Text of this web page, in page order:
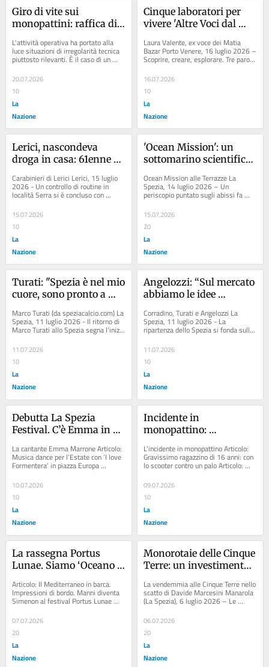
Giro di vite sui
monopattini: raffica di
assicurazione e targa
mancanti
L'attività operativa ha portato alla
luce situazioni di irregolarità tecnica
piuttosto rilevanti. È il caso di un
monopattino che, oltre a non...
20.07.2026
10
La
Nazione
Cinque laboratori per
vivere 'Altre Voci dal
Laura Valente, ex voce dei Matia
Bazar Porto Venere, 16 luglio 2026 –
Scoprire, creare, esplorare. Tre parole
chiave per i laboratori esperienziali...
16.07.2026
10
La
Nazione
Lerici, nascondeva
droga in casa: 61enne
Carabinieri di Lerici Lerici, 15 luglio
2026 - Un controllo di routine in
località Serra si è concluso con
15.07.2026
10
La
Nazione
'Ocean Mission': un
sottomarino scientifico
Ocean Mission alle Terrazze La
Spezia, 14 luglio 2026 – Un
periscopio puntato sugli abissi fa
rotta verso il centro commerciale.
Fino al 9 agosto,...
15.07.2026
20
La
Nazione
Turati: "Spezia è nel mio
cuore, sono pronto a
Marco Turati (da speziacalcio.com) La
Spezia, 11 luglio 2026 - Il ritorno di
Marco Turati allo Spezia segna l’inizio
di un capitolo che coniuga...
11.07.2026
10
La
Nazione
Angelozzi: “Sul mercato
abbiamo le idee
solo chi ha fame”
Corradino, Turati e Angelozzi La
Spezia, 11 luglio 2026 - La
ripartenza dello Spezia si fonda sulla
continuità identitaria e su una
pragmatica...
11.07.2026
10
La
Nazione
Debutta La Spezia
Festival. C’è Emma in
La cantante Emma Marrone Articolo:
Musica dance per l’Estate con ’I love
Formentera’ in piazza Europa
Articolo: Festa in piazza Europa
dedicata...
10.07.2026
10
La
Nazione
Incidente in
monopattino:
condizioni dopo la
caduta
L'incidente in monopattino Articolo:
Gravissimo ragazzino di 16 anni: con
lo scooter contro un palo Articolo:
Frontale con un’auto,...
09.07.2026
10
La
Nazione
La rassegna Portus
Lunae. Siamo ‘Oceano
Articolo: Il Mediterraneo in barca.
Impressioni di bordo. Manni diventa
Simenon al festival Portus Lunae
07.07.2026
20
La
Nazione
Monorotaie delle Cinque
Terre: un investimento
estrema
La vendemmia alle Cinque Terre nello
scatto di Davide Marcesini Manarola
(La Spezia), 6 luglio 2026 – Le
Cinque Terre non sono
semplicemente un...
06.07.2026
20
La
Nazione